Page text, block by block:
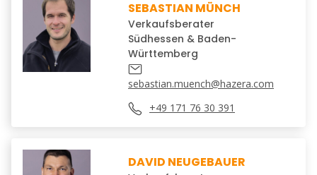
SEBASTIAN MÜNCH
Verkaufsberater
Südhessen & Baden-
Württemberg
sebastian.muench@hazera.com
+49 171 76 30 391
DAVID NEUGEBAUER